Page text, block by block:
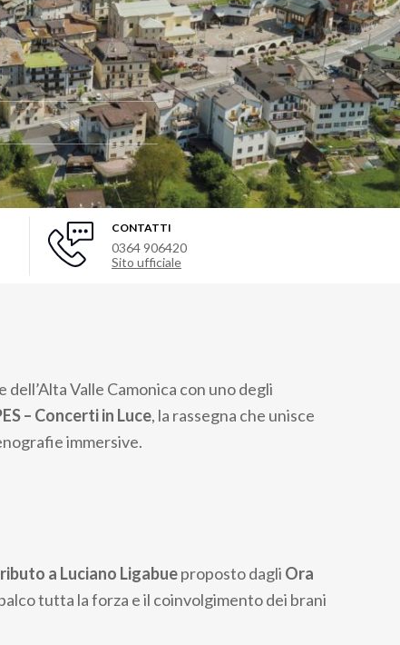
CONTATTI
0364 906420
Sito ufficiale
Valle Camonica con uno degli
– Concerti in Luce, la rassegna che unisce
immersive.
a Luciano Ligabueproposto dagli Ora
tutta la forza e il coinvolgimento dei brani